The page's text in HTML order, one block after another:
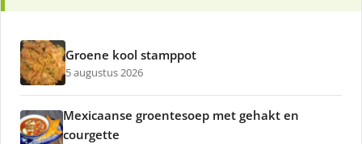
Groene kool stamppot
5 augustus 2026
Mexicaanse groentesoep met gehakt en
courgette